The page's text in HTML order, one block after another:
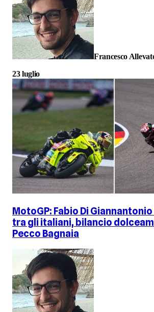
Francesco
23 luglio
MotoGP: Fabio Di
tra gli italiani, bilancio
Pecco Bagnaia